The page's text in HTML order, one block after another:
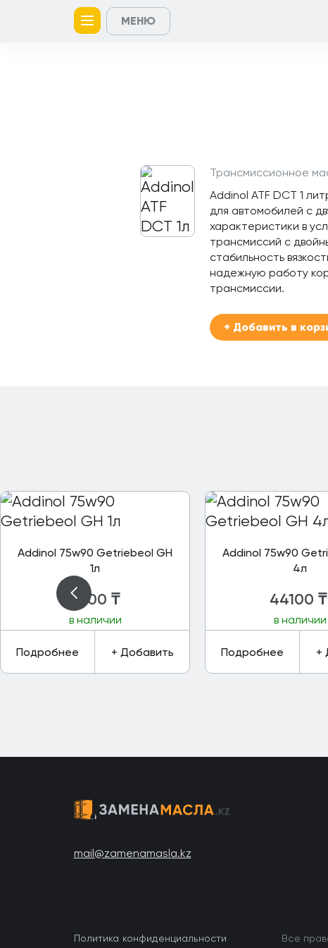
МЕНЮ
Трансмиссионное
Addinol ATF DCT 1
для автомобилей с
характеристики в
трансмиссий с
стабильность
надежную работу
трансмиссии.
+ Добавить в
Addinol 75w90 Getriebeol GH
1л
11800 ₸
в наличии
Подробнее + Добавить
Addinol 75w90
4л
44100 ₸
в наличии
Подробнее +
mail@zamenamasla.kz
Политика конфиденциальности Все